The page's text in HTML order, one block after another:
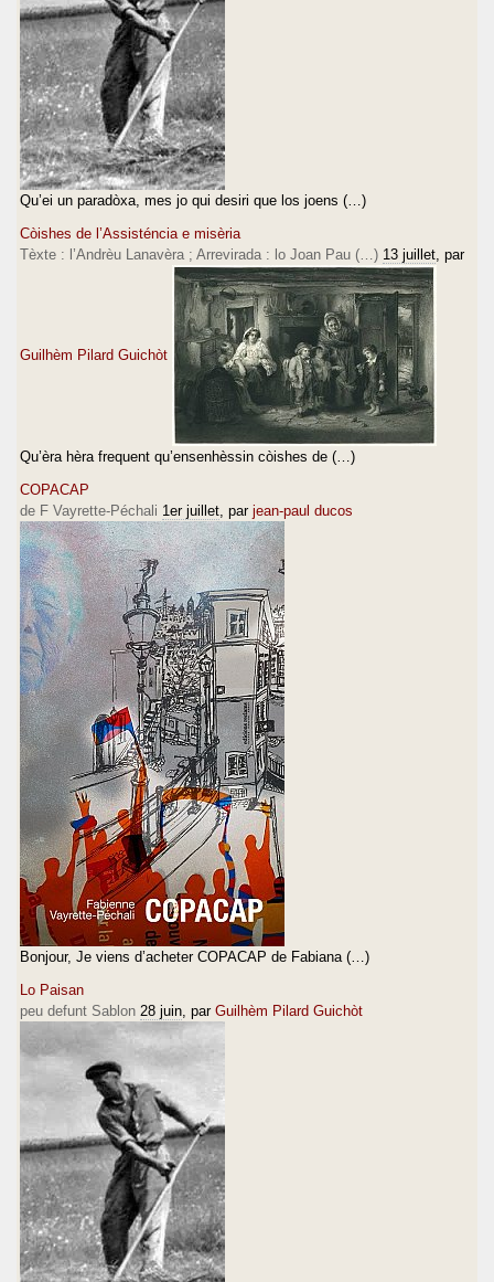
Qu’ei un paradòxa, mes jo qui desiri que los joens (…)
Còishes de l’Assisténcia e misèria
Tèxte : l’Andrèu Lanavèra ; Arrevirada : lo Joan Pau (…) 13 juillet , par
Guilhèm Pilard Guichòt
Qu’èra hèra frequent qu’ensenhèssin còishes de (…)
COPACAP
de F Vayrette-Péchali 1er juillet , par jean-paul ducos
Bonjour, Je viens d’acheter COPACAP de Fabiana (…)
Lo Paisan
peu defunt Sablon 28 juin , par Guilhèm Pilard Guichòt